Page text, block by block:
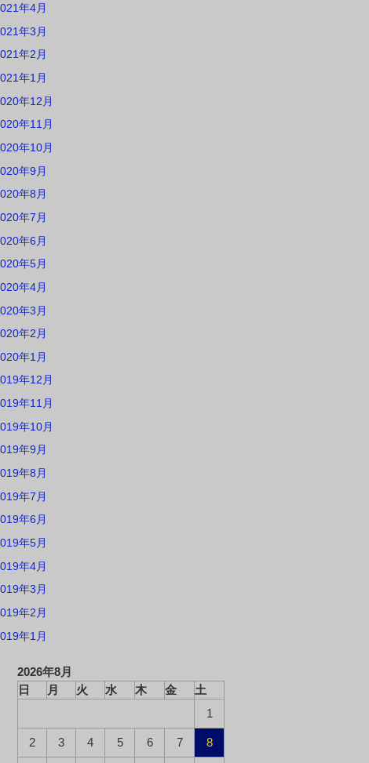
年4月
年3月
年2月
年1月
年12月
年11月
年10月
年9月
年8月
年7月
年6月
年5月
年4月
年3月
年2月
年1月
年12月
年11月
年10月
年9月
年8月
年7月
年6月
年5月
年4月
年3月
年2月
年1月
2026年8月
日
月 火 水 木 金
土
1
2 3 4 5 6 7 8